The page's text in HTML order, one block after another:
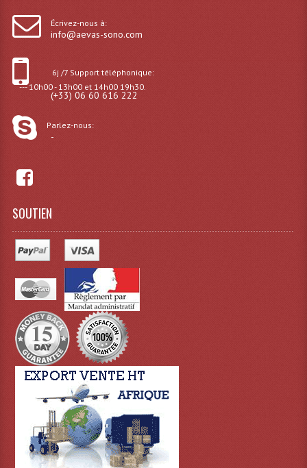
Cercle Struct Carrée 290
Cercle Struct Triangulaire290
Ponts - Portiques
Praticable Et Accessoires
Structure Echelle 290 Asd
Structure Et Angles Quatro Deco
Structures
Structures Carrées
Structures, Angles Sd150
Écrivez-nous à:
info@aevas-sono.com
6j /7 Support téléphonique:
--- 10h00 - 13h00 et 14h00 19h30.
(+33) 06 60 616 222
Parlez-nous:
-
SOUTIEN